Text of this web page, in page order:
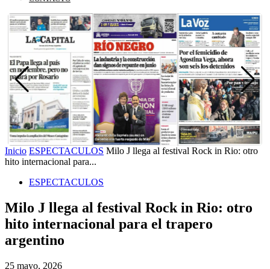
Inicio ESPECTACULOS Milo J llega al festival Rock in Rio: otro
hito internacional para...
ESPECTACULOS
Milo J llega al festival Rock in Rio: otro
hito internacional para el trapero
argentino
25 mayo, 2026